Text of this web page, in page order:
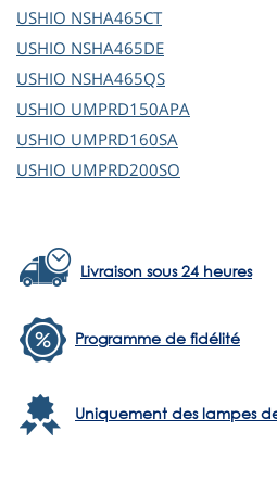
USHIO NSHA465CT
USHIO NSHA465DE
USHIO NSHA465QS
USHIO UMPRD150APA
USHIO UMPRD160SA
USHIO UMPRD200SO
Livraison sous 24 heures
Programme de fidélité
Uniquement des lampes